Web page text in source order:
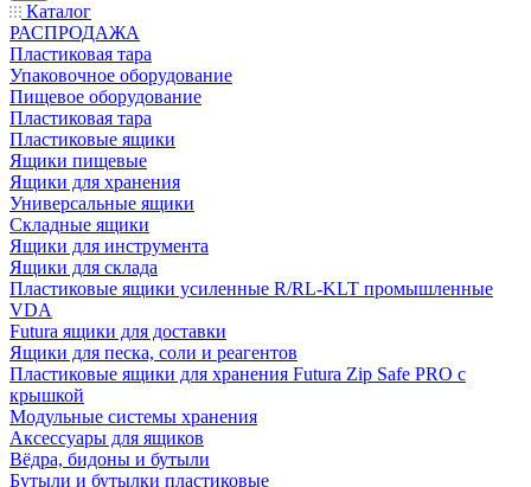
Каталог
РАСПРОДАЖА
Пластиковая тара
Упаковочное оборудование
Пищевое оборудование
Пластиковая тара
Пластиковые ящики
Ящики пищевые
Ящики для хранения
Универсальные ящики
Складные ящики
Ящики для инструмента
Ящики для склада
Пластиковые ящики усиленные R/RL-KLT промышленные
VDA
Futura ящики для доставки
Ящики для песка, соли и реагентов
Пластиковые ящики для хранения Futura Zip Safe PRO с
крышкой
Модульные системы хранения
Аксессуары для ящиков
Вёдра, бидоны и бутыли
Бутыли и бутылки пластиковые